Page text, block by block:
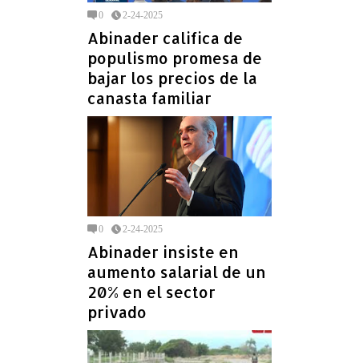
0 2-24-2025
Abinader califica de
populismo promesa de
bajar los precios de la
canasta familiar
0 2-24-2025
Abinader insiste en
aumento salarial de un
20% en el sector
privado